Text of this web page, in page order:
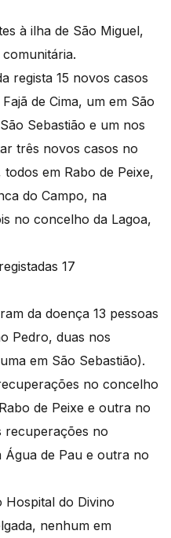
à ilha de São Miguel,
regista 15 novos casos
de Cima, um em São
Sebastião e um nos
três novos casos no
em Rabo de Peixe,
do Campo, na
no concelho da Lagoa,
17
da doença 13 pessoas
Pedro, duas nos
em São Sebastião).
no concelho
de Peixe e outra no
recuperações no
de Pau e outra no
Hospital do Divino
nenhum em